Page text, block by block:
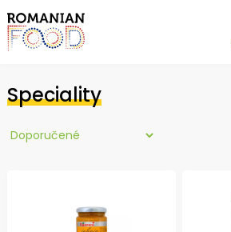
Speciality